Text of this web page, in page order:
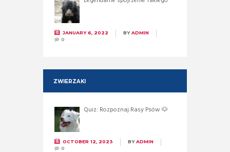
JANUARY 6, 2022 BYADMIN
0
ZWIERZAKI
Quiz: Rozpoznaj Rasy Psów 🐶
OCTOBER 12, 2023 BYADMIN
0